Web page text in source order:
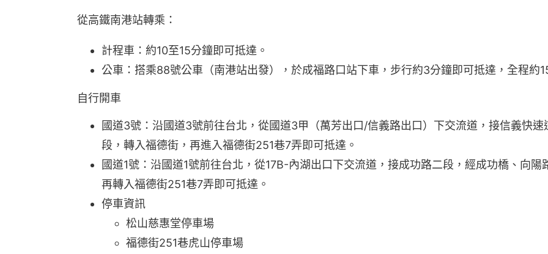
從高鐵南港站轉乘：
計程車：約10至15分鐘即可抵達。
公車：搭乘88號公車（南港站出發），於成福路口站下車，步行約3分鐘即可抵達，全程約
自行開車
國道3號：沿國道3號前往台北，從國道3甲（萬芳出口/信義路出口）下交流道，接信義快
段，轉入福德街，再進入福德街251巷7弄即可抵達。
國道1號：沿國道1號前往台北，從17B-內湖出口下交流道，接成功路二段，經成功橋、向陽
再轉入福德街251巷7弄即可抵達。
停車資訊
松山慈惠堂停車場
福德街251巷虎山停車場